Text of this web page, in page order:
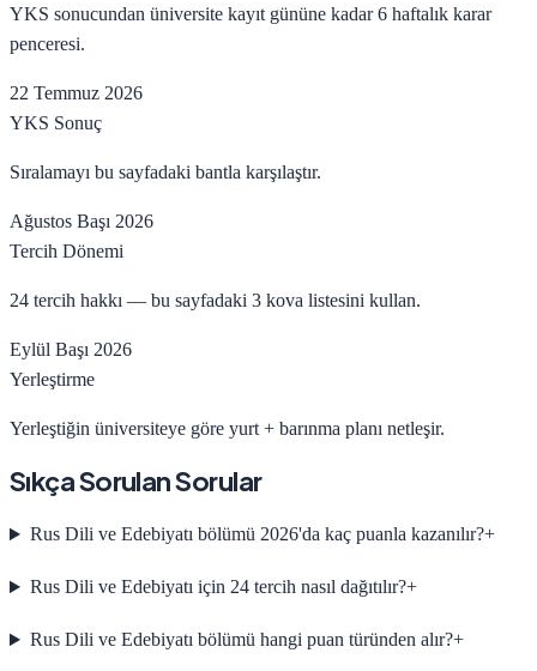
YKS sonucundan üniversite kayıt gününe kadar 6 haftalık karar
penceresi.
22 Temmuz 2026
YKS Sonuç
Sıralamayı bu sayfadaki bantla karşılaştır.
Ağustos Başı 2026
Tercih Dönemi
24 tercih hakkı — bu sayfadaki 3 kova listesini kullan.
Eylül Başı 2026
Yerleştirme
Yerleştiğin üniversiteye göre yurt + barınma planı netleşir.
Sıkça Sorulan Sorular
Rus Dili ve Edebiyatı bölümü 2026'da kaç puanla kazanılır?+
Rus Dili ve Edebiyatı için 24 tercih nasıl dağıtılır?+
Rus Dili ve Edebiyatı bölümü hangi puan türünden alır?+